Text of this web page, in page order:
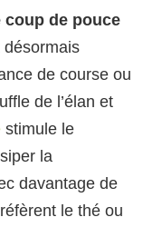
coup de pouce
désormais
de course ou
de l’élan et
stimule le
la
davantage de
le thé ou